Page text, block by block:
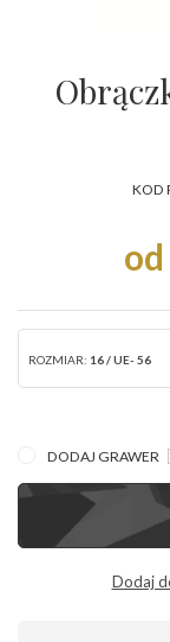
KOD
ROZMIAR: 16 / UE- 56
DODAJ GRAWER
Dodaj